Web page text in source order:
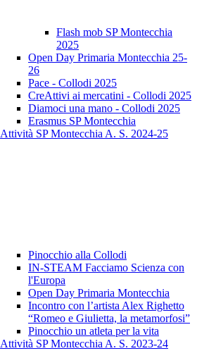
Flash mob SP Montecchia
2025
Open Day Primaria Montecchia 25-
26
Pace - Collodi 2025
CreAttivi ai mercatini - Collodi 2025
Diamoci una mano - Collodi 2025
Erasmus SP Montecchia
Attività SP Montecchia A. S. 2024-25
Pinocchio alla Collodi
IN-STEAM Facciamo Scienza con
l'Europa
Open Day Primaria Montecchia
Incontro con l’artista Alex Righetto
“Romeo e Giulietta, la metamorfosi”
Pinocchio un atleta per la vita
Attività SP Montecchia A. S. 2023-24